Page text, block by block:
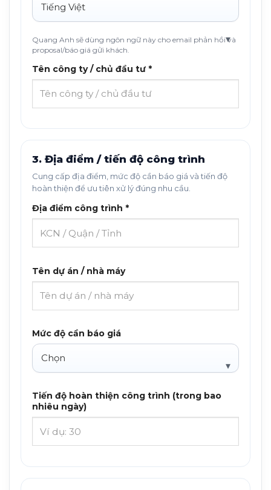
Quang Anh sẽ dùng ngôn ngữ này cho email phản hồi và
proposal/báo giá gửi khách.
Tên công ty / chủ đầu tư *
3. Địa điểm / tiến độ công trình
Cung cấp địa điểm, mức độ cần báo giá và tiến độ
hoàn thiện để ưu tiên xử lý đúng nhu cầu.
Địa điểm công trình *
Tên dự án / nhà máy
Mức độ cần báo giá
Tiến độ hoàn thiện công trình (trong bao
nhiêu ngày)